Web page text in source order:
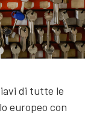
di tutte le
europeo con